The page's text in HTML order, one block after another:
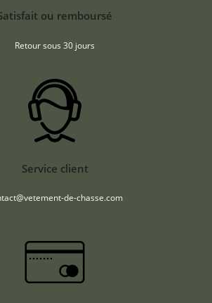
ou remboursé
Retour sous 30 jours
Service client
de-chasse.com